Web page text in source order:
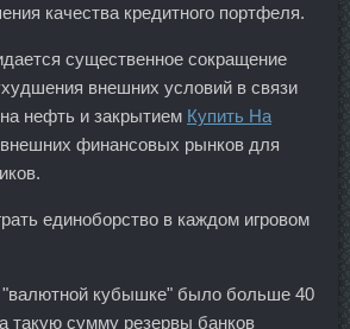
качества кредитного портфеля.
существенное сокращение
внешних условий в связи
нефть и закрытием Купить На
внешних финансовых рынков для
единоборство в каждом игровом
"валютной кубышке" было больше 40
такую сумму резервы банков